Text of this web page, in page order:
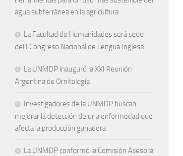
agua subterránea en la agricultura
La Facultad de Humanidades será sede
del I Congreso Nacional de Lengua Inglesa
La UNMDP inauguró la XXI Reunión
Argentina de Ornitología
Investigadores de la UNMDP buscan
mejorar la detección de una enfermedad que
afecta la producción ganadera
La UNMDP conformó la Comisión Asesora